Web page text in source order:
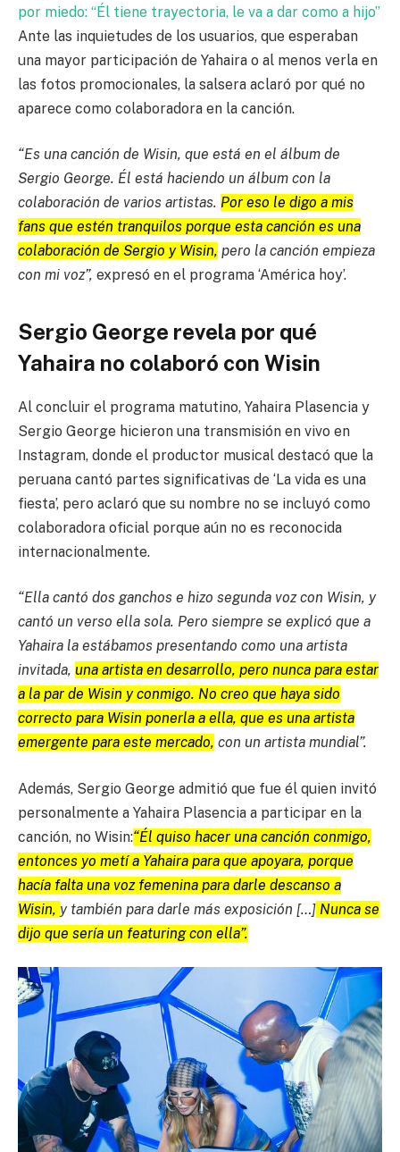
por miedo: “Él tiene trayectoria, le va a dar como a hijo”
Ante las inquietudes de los usuarios, que esperaban
una mayor participación de Yahaira o al menos verla en
las fotos promocionales, la salsera aclaró por qué no
aparece como colaboradora en la canción.
“Es una canción de Wisin, que está en el álbum de
Sergio George. Él está haciendo un álbum con la
colaboración de varios artistas. Por eso le digo a mis
fans que estén tranquilos porque esta canción es una
colaboración de Sergio y Wisin, pero la canción empieza
con mi voz”, expresó en el programa ‘América hoy’.
Sergio George revela por qué
Yahaira no colaboró con Wisin
Al concluir el programa matutino, Yahaira Plasencia y
Sergio George hicieron una transmisión en vivo en
Instagram, donde el productor musical destacó que la
peruana cantó partes significativas de ‘La vida es una
fiesta’, pero aclaró que su nombre no se incluyó como
colaboradora oficial porque aún no es reconocida
internacionalmente.
“Ella cantó dos ganchos e hizo segunda voz con Wisin, y
cantó un verso ella sola. Pero siempre se explicó que a
Yahaira la estábamos presentando como una artista
invitada, una artista en desarrollo, pero nunca para estar
a la par de Wisin y conmigo. No creo que haya sido
correcto para Wisin ponerla a ella, que es una artista
emergente para este mercado, con un artista mundial”.
Además, Sergio George admitió que fue él quien invitó
personalmente a Yahaira Plasencia a participar en la
canción, no Wisin:“Él quiso hacer una canción conmigo,
entonces yo metí a Yahaira para que apoyara, porque
hacía falta una voz femenina para darle descanso a
Wisin, y también para darle más exposición […] Nunca se
dijo que sería un featuring con ella”.